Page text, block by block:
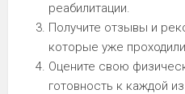
реабилитации.
Получите отзывы и
которые уже
Оцените свою
готовность к каждой